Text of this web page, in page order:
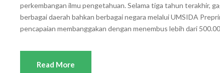
perkembangan ilmu pengetahuan. Selama tiga tahun terakhir,
berbagai daerah bahkan berbagai negara melalui UMSIDA
pencapaian membanggakan dengan menembus lebih dari
Read More